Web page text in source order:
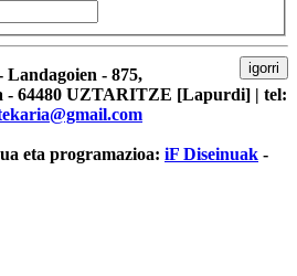
igorri
- 875,
- 64480 UZTARITZE [Lapurdi] | tel:
eta programazioa: iF Diseinuak -